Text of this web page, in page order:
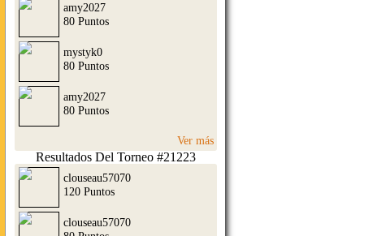
amy2027
80 Puntos
mystyk0
80 Puntos
amy2027
80 Puntos
Ver más
Resultados Del Torneo #21223
clouseau57070
120 Puntos
clouseau57070